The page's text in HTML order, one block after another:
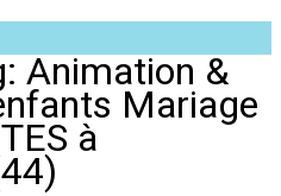
Animation &
Mariage
à